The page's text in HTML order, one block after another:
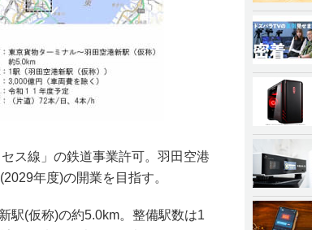
ス線」の鉄道事業許可。羽田空港
年度)の開業を目指す。
駅(仮称)の約5.0km。整備駅数は1